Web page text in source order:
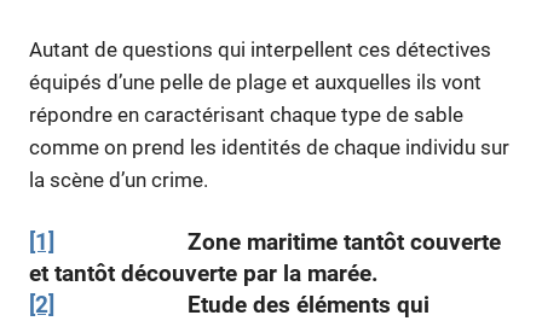
Autant de questions qui interpellent ces détectives
équipés d’une pelle de plage et auxquelles ils vont
répondre en caractérisant chaque type de sable
comme on prend les identités de chaque individu sur
la scène d’un crime.
[1]
Zone maritime tantôt couverte
et tantôt découverte par la marée.
[2]
Etude des éléments qui